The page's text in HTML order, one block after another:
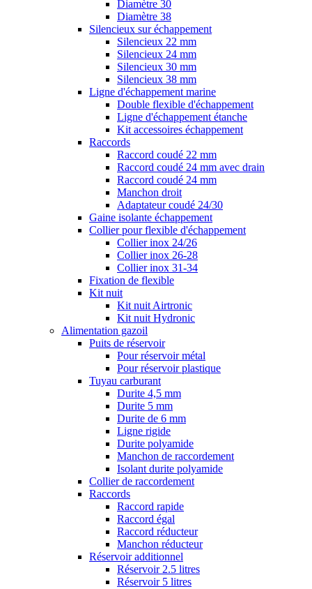
Diamètre 30
Diamètre 38
Silencieux sur échappement
Silencieux 22 mm
Silencieux 24 mm
Silencieux 30 mm
Silencieux 38 mm
Ligne d'échappement marine
Double flexible d'échappement
Ligne d'échappement étanche
Kit accessoires échappement
Raccords
Raccord coudé 22 mm
Raccord coudé 24 mm avec drain
Raccord coudé 24 mm
Manchon droit
Adaptateur coudé 24/30
Gaine isolante échappement
Collier pour flexible d'échappement
Collier inox 24/26
Collier inox 26-28
Collier inox 31-34
Fixation de flexible
Kit nuit
Kit nuit Airtronic
Kit nuit Hydronic
Alimentation gazoil
Puits de réservoir
Pour réservoir métal
Pour réservoir plastique
Tuyau carburant
Durite 4,5 mm
Durite 5 mm
Durite de 6 mm
Ligne rigide
Durite polyamide
Manchon de raccordement
Isolant durite polyamide
Collier de raccordement
Raccords
Raccord rapide
Raccord égal
Raccord réducteur
Manchon réducteur
Réservoir additionnel
Réservoir 2.5 litres
Réservoir 5 litres